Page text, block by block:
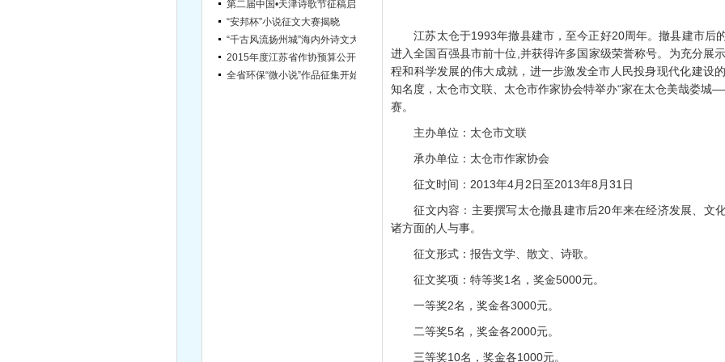
“安邦杯”小说征文大赛揭晓
江苏太仓于1993年撤县建市，至今正好20周年。撤县建市后
进入全国百强县市前十位,并获得许多国家级荣誉称号。为充分展
程和科学发展的伟大成就，进一步激发全市人民投身现代化建设
知名度，太仓市文联、太仓市作家协会特举办“家在太仓美哉娄城
赛。
主办单位：太仓市文联
承办单位：太仓市作家协会
征文时间：2013年4月2日至2013年8月31日
征文内容：主要撰写太仓撤县建市后20年来在经济发展、文
诸方面的人与事。
征文形式：报告文学、散文、诗歌。
征文奖项：特等奖1名，奖金5000元。
一等奖2名，奖金各3000元。
二等奖5名，奖金各2000元。
三等奖10名，奖金各1000元。